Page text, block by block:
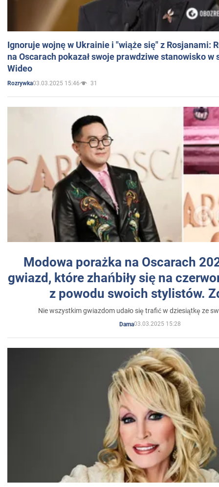
Ignoruje wojnę w Ukrainie i "wiąże się" z Rosjanami:
na Oscarach pokazał swoje prawdziwe stanowisko w
Wideo
Rozrywka03.03.2025 15:46 31
Modowa porażka na Oscarach
gwiazd, które zhańbiły się na
z powodu swoich stylistów.
Nie wszystkim gwiazdom udało się trafić w dziesiątkę ze
Dama03.03.2025 15:28